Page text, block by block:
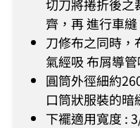
切刀將捲折後之
齊，再 進行車
刀修布之同時，
氣經吸 布屑導管
圓筒外徑細約
口筒狀服裝的暗
下襬適用寬度 :